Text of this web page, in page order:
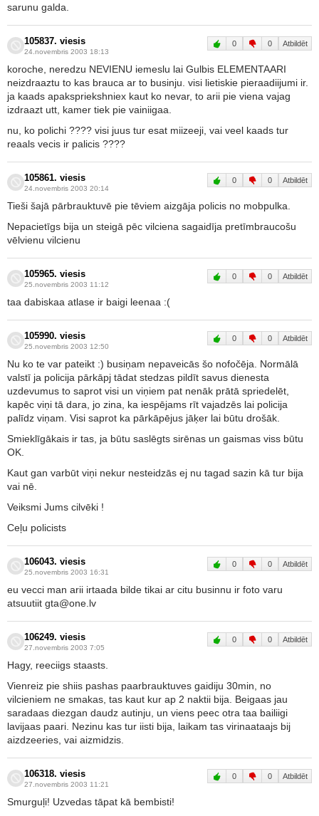
sarunu galda.
105837. viesis
24.novembris 2003 18:13
0 0 Atbildēt
koroche, neredzu NEVIENU iemeslu lai Gulbis ELEMENTAARI
neizdraaztu to kas brauca ar to businju. visi lietiskie pieraadiijumi ir.
ja kaads apakspriekshniex kaut ko nevar, to arii pie viena vajag
izdraazt utt, kamer tiek pie vainiigaa.
nu, ko polichi ???? visi juus tur esat miizeeji, vai veel kaads tur
reaals vecis ir palicis ????
105861. viesis
24.novembris 2003 20:14
0 0 Atbildēt
Tieši šajā pārbrauktuvē pie tēviem aizgāja policis no mobpulka.
Nepacietīgs bija un steigā pēc vilciena sagaidīja pretīmbraucošu
vēlvienu vilcienu
105965. viesis
25.novembris 2003 11:12
0 0 Atbildēt
taa dabiskaa atlase ir baigi leenaa :(
105990. viesis
25.novembris 2003 12:50
0 0 Atbildēt
Nu ko te var pateikt :) busiņam nepaveicās šo nofočēja. Normālā
valstī ja policija pārkāpj tādat stedzas pildīt savus dienesta
uzdevumus to saprot visi un viņiem pat nenāk prātā spriedelēt,
kapēc viņi tā dara, jo zina, ka iespējams rīt vajadzēs lai policija
palīdz viņam. Visi saprot ka pārkāpējus jāķer lai būtu drošāk.
Smieklīgākais ir tas, ja būtu saslēgts sirēnas un gaismas viss būtu
OK.
Kaut gan varbūt viņi nekur nesteidzās ej nu tagad sazin kā tur bija
vai nē.
Veiksmi Jums cilvēki !
Ceļu policists
106043. viesis
25.novembris 2003 16:31
0 0 Atbildēt
eu vecci man arii irtaada bilde tikai ar citu businnu ir foto varu
atsuutiit gta@one.lv
106249. viesis
27.novembris 2003 7:05
0 0 Atbildēt
Hagy, reeciigs staasts.
Vienreiz pie shiis pashas paarbrauktuves gaidiju 30min, no
vilcieniem ne smakas, tas kaut kur ap 2 naktii bija. Beigaas jau
saradaas diezgan daudz autinju, un viens peec otra taa bailiigi
lavijaas paari. Nezinu kas tur iisti bija, laikam tas virinaataajs bij
aizdzeeries, vai aizmidzis.
106318. viesis
27.novembris 2003 11:21
0 0 Atbildēt
Smurguļi! Uzvedas tāpat kā bembisti!